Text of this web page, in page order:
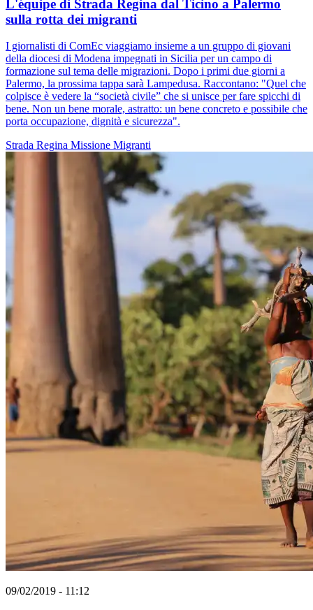
L'équipe di Strada Regina dal Ticino a Palermo
sulla rotta dei migranti
I giornalisti di ComEc viaggiamo insieme a un gruppo di giovani
della diocesi di Modena impegnati in Sicilia per un campo di
formazione sul tema delle migrazioni. Dopo i primi due giorni a
Palermo, la prossima tappa sarà Lampedusa. Raccontano: "Quel che
colpisce è vedere la “società civile” che si unisce per fare spicchi di
bene. Non un bene morale, astratto: un bene concreto e possibile che
porta occupazione, dignità e sicurezza".
Strada Regina Missione Migranti
09/02/2019 - 11:12